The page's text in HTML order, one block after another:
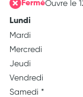
FerméOuvre le
Lundi
Mardi
Mercredi
Jeudi
Vendredi
Samedi *